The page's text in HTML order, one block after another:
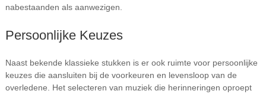
nabestaanden als aanwezigen.
Persoonlijke Keuzes
Naast bekende klassieke stukken is er ook ruimte voor persoonlijke
keuzes die aansluiten bij de voorkeuren en levensloop van de
overledene. Het selecteren van muziek die herinneringen oproept